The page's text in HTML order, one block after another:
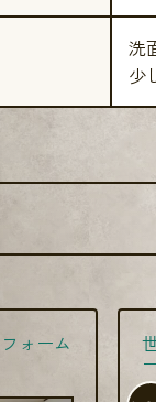
洗
少
ォーム